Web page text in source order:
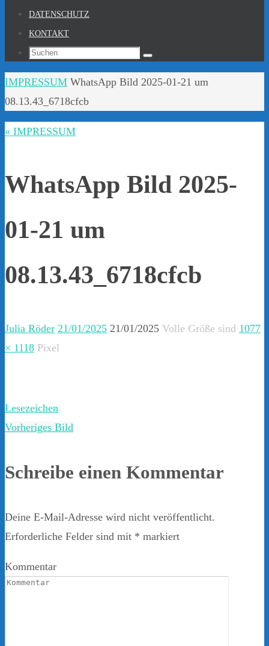
DATENSCHUTZ
KONTAKT
Suchen
nach:
Suchen
Home
IMPRESSUM WhatsApp Bild 2025-01-21 um
08.13.43_6718cfcb
« IMPRESSUM
WhatsApp Bild 2025-
01-21 um
08.13.43_6718cfcb
Julia Röder 21/01/2025 21/01/2025 Volle Größe sind 1077
× 1118 Pixel
Lesezeichen.
Vorheriges Bild
Schreibe einen Kommentar
Deine E-Mail-Adresse wird nicht veröffentlicht.
Erforderliche Felder sind mit * markiert
Kommentar